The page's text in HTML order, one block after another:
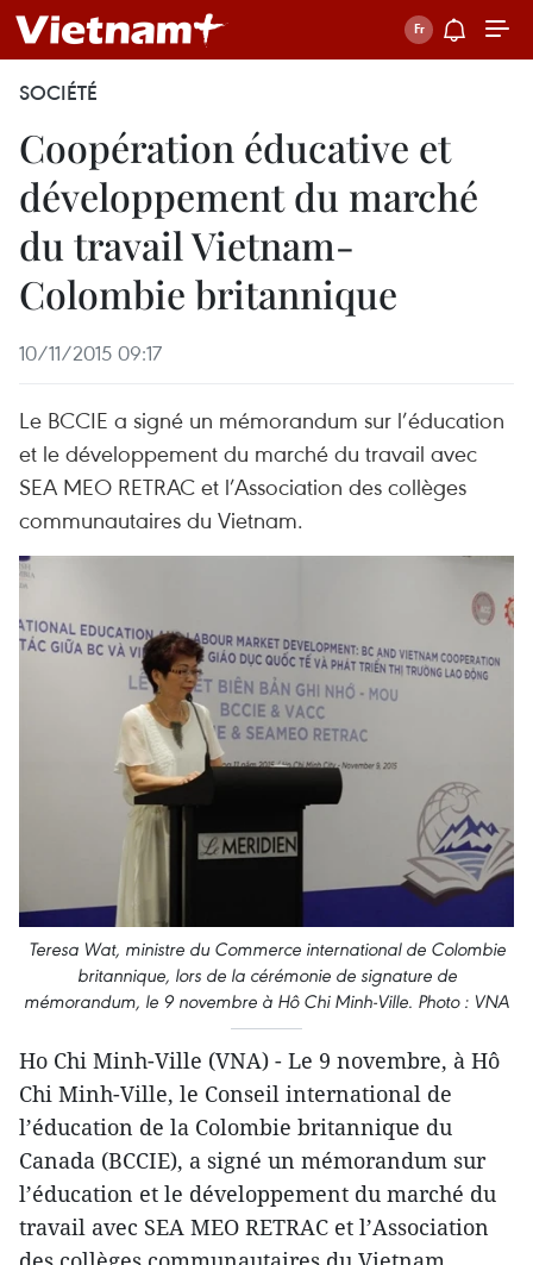
SOCIÉTÉ
Coopération éducative et
développement du marché
du travail Vietnam-
Colombie britannique
10/11/2015 09:17
Le BCCIE a signé un mémorandum sur l’éducation
et le développement du marché du travail avec
SEA MEO RETRAC et l’Association des collèges
communautaires du Vietnam.
Teresa Wat, ministre du Commerce international de Colombie
britannique, lors de la cérémonie de signature de
mémorandum, le 9 novembre à Hô Chi Minh-Ville. Photo : VNA
Ho Chi Minh-Ville (VNA) - Le 9 novembre, à Hô
Chi Minh-Ville, le Conseil international de
l’éducation de la Colombie britannique du
Canada (BCCIE), a signé un mémorandum sur
l’éducation et le développement du marché du
travail avec SEA MEO RETRAC et l’Association